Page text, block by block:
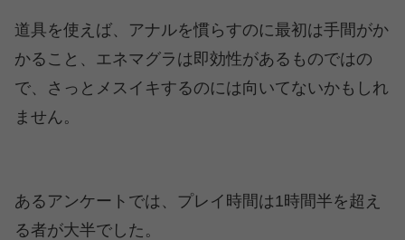
道具を使えば、アナルを慣らすのに最初は手間がか
かること、エネマグラは即効性があるものではの
で、さっとメスイキするのには向いてないかもしれ
ません。
あるアンケートでは、プレイ時間は1時間半を超え
る者が大半でした。